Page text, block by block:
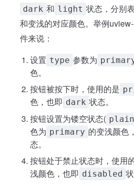
dark 和 light 状态，分别
和变浅的对应颜色。举例
件来说：
设置 type 参数为
色。
按钮被按下时，使用的是
色，也即 dark 状态。
按钮设置为镂空状态( plain
色为 primary 的变浅颜色
态。
按钮处于禁止状态时，使用
浅颜色，也即 disabled